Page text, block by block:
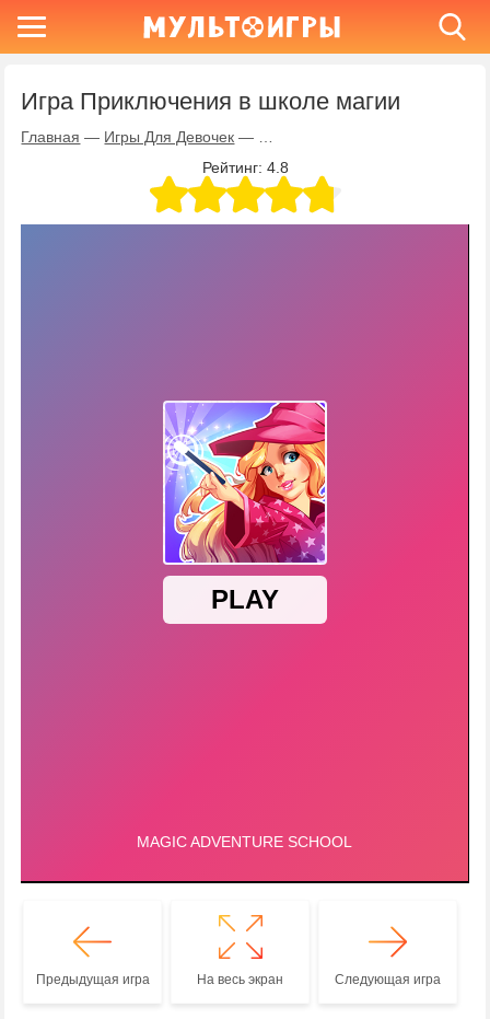
Игра Приключения в школе магии
Главная — Игры Для Девочек —
Рейтинг: 4.8
Предыдущая игра На весь экран Следующая игра